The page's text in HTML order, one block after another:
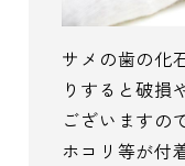
サメの歯の化
りすると破損
ございますの
ホコリ等が付